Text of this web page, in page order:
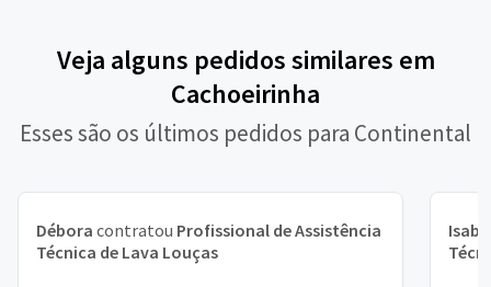
Veja alguns pedidos similares em
Cachoeirinha
Esses são os últimos pedidos para Continental
Débora contratou Profissional de Assistência
Técnica de Lava Louças